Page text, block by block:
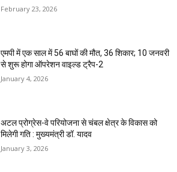
February 23, 2026
एमपी में एक साल में 56 बाघों की मौत, 36 शिकार; 10 जनवरी
से शुरू होगा ऑपरेशन वाइल्ड ट्रैप-2
January 4, 2026
अटल प्रोग्रेस-वे परियोजना से चंबल क्षेत्र के विकास को
मिलेगी गति : मुख्यमंत्री डॉ. यादव
January 3, 2026